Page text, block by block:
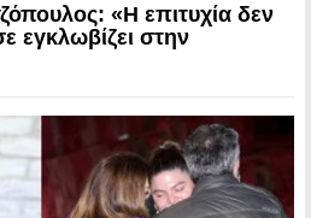
«Η επιτυχία δεν
εγκλωβίζει στην